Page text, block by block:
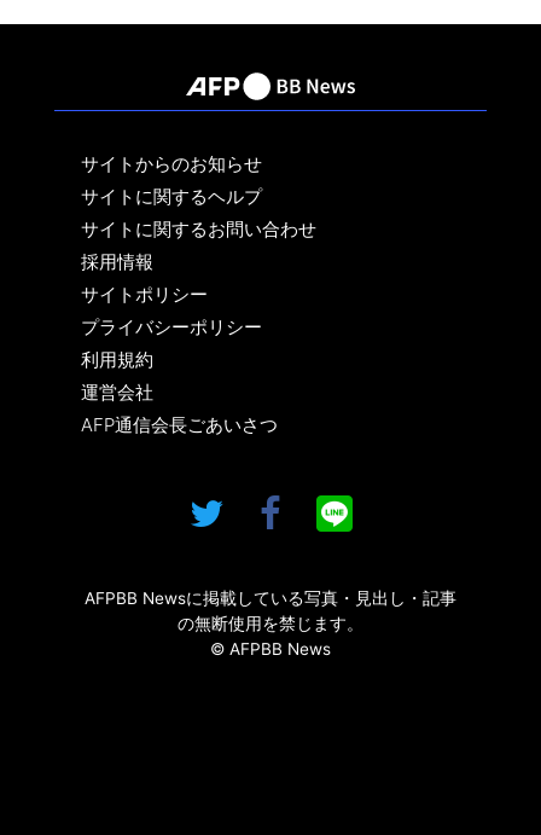
サイトからのお知らせ
サイトに関するヘルプ
サイトに関するお問い合わせ
採用情報
サイトポリシー
プライバシーポリシー
利用規約
運営会社
AFP通信会長ごあいさつ
AFPBB Newsに掲載している写真・見出し・記事
の無断使用を禁じます。
© AFPBB News